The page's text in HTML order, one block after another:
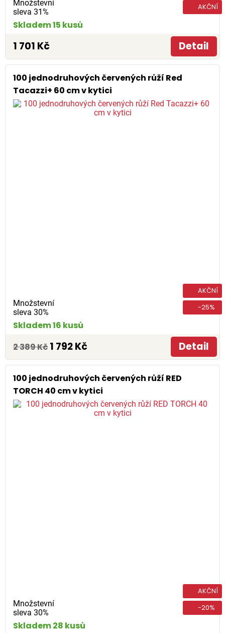
Množstevní
sleva 31%
AKČNÍ
Skladem 15 kusů
1 701 Kč Detail
100 jednodruhových červených růží Red
Tacazzi+ 60 cm v kytici
Množstevní
sleva 30%
AKČNÍ
-25%
Skladem 16 kusů
2 389 Kč 1 792 Kč Detail
100 jednodruhových červených růží RED
TORCH 40 cm v kytici
Množstevní
sleva 30%
AKČNÍ
-20%
Skladem 28 kusů